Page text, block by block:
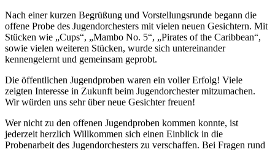
Nach einer kurzen Begrüßung und Vorstellungsrunde begann die
offene Probe des Jugendorchesters mit vielen neuen Gesichtern. Mit
Stücken wie „Cups“, „Mambo No. 5“, „Pirates of the Caribbean“,
sowie vielen weiteren Stücken, wurde sich untereinander
kennengelernt und gemeinsam geprobt.
Die öffentlichen Jugendproben waren ein voller Erfolg! Viele
zeigten Interesse in Zukunft beim Jugendorchester mitzumachen.
Wir würden uns sehr über neue Gesichter freuen!
Wer nicht zu den offenen Jugendproben kommen konnte, ist
jederzeit herzlich Willkommen sich einen Einblick in die
Probenarbeit des Jugendorchesters zu verschaffen. Bei Fragen rund